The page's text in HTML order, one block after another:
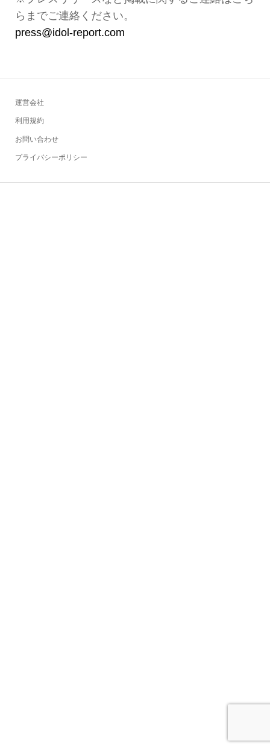
らまでご連絡ください。
press@idol-report.com
運営会社
利用規約
お問い合わせ
プライバシーポリシー